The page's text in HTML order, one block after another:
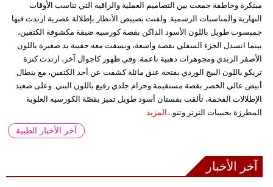
مبتكرة وخاطفة جمعت بين التصاميم العملية والراقية التي تناسب الأوقات
النهارية والمناسبات الرسمية. ولفتت بصيبص الأنظار بإطلالة عصرية ارتدت فيها
جمبسوت طويل باللون الأسود الداكن بقصة كورسيه ضيقة مكشوفة الكتفين،
بينما انسدل الجزء السفلي بقصة واسعة، ونسقت معه حقيبة يد صغيرة باللون
الأصفر الزبدي ومجوهرات ذهبية ناعمة. وفي ظهور كاجوال آخر، ارتدت كنزة
تريكو باللون البيج الوردي بفتحة عنق مائلة كشفت عن أحد الكتفين، مع بنطال
أبيض عالي الخصر بقصة مستقيمة وحزام جلدي رفيع باللون البني. وعلى صعيد
الإطلالات الفخمة، تألقت بفستان أسود طويل تميز بقصّة الكورسيه العلوية
المطرزة بحبيبات الترتر وتنو... المزيد
آخر الأخبار الطبية
آخر الأخبار